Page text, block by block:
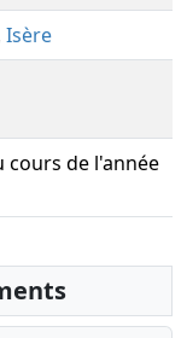
Isère
cours de l'année